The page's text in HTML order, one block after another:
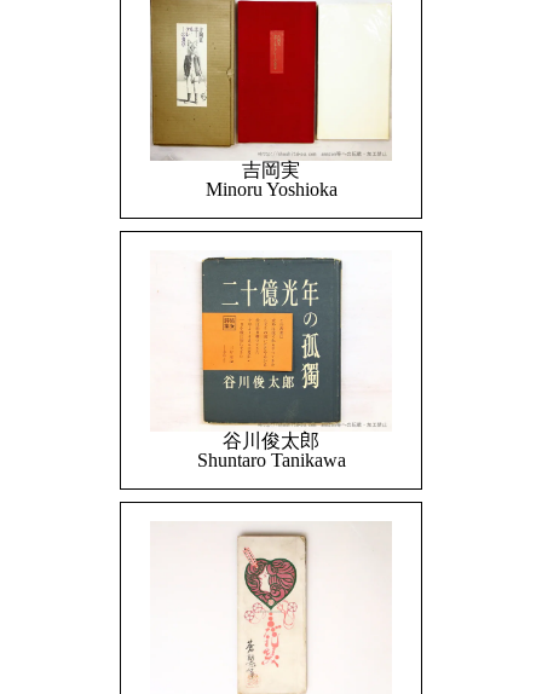
吉岡実
Minoru Yoshioka
谷川俊太郎
Shuntaro Tanikawa